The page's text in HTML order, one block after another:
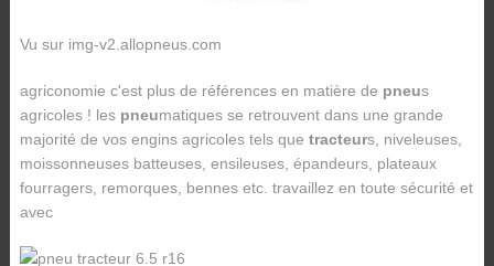
Vu sur img-v2.allopneus.com
agriconomie c'est plus de références en matière de pneus
agricoles ! les pneumatiques se retrouvent dans une grande
majorité de vos engins agricoles tels que tracteurs, niveleuses,
moissonneuses batteuses, ensileuses, épandeurs, plateaux
fourragers, remorques, bennes etc. travaillez en toute sécurité et
avec